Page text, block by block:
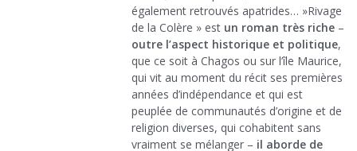
également retrouvés apatrides… »Rivage
de la Colère » est un roman très riche –
outre l’aspect historique et politique,
que ce soit à Chagos ou sur l’île Maurice,
qui vit au moment du récit ses premières
années d’indépendance et qui est
peuplée de communautés d’origine et de
religion diverses, qui cohabitent sans
vraiment se mélanger – il aborde de